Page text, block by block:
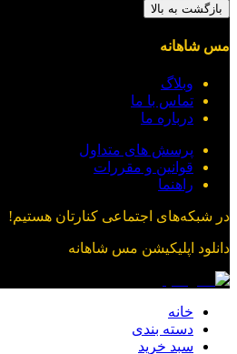
بازگشت به بالا
مس شاهانه
وبلاگ
تماس با ما
درباره ما
پرسش های متداول
قوانین و مقررات
راهنما
در شبکه‌های اجتماعی کنارتان هستیم!
دانلود اپلیکیشن مس شاهانه
خانه
دسته بندی
سبد خرید